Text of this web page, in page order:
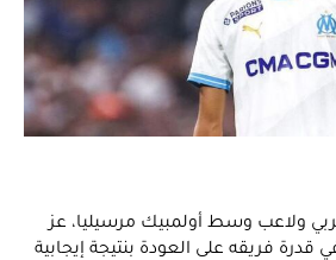
ولاعب وسط أولمبيك مرسيليا، عز
قدرة فريقه على العودة بنتيجة إيجابية